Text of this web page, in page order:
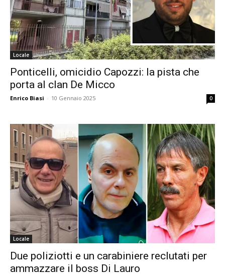
Locale
Ponticelli, omicidio Capozzi: la pista che
porta al clan De Micco
Enrico Biasi - 10 Gennaio 2025 0
Locale
Due poliziotti e un carabiniere reclutati per
ammazzare il boss Di Lauro